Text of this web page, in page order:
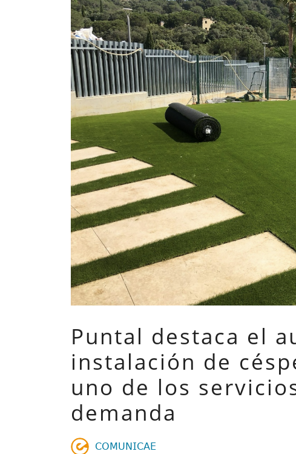
Puntal destaca el
instalación de
uno de los
demanda
𝖢𝖮𝖬𝖴𝖭𝖨𝖢𝖠𝖤